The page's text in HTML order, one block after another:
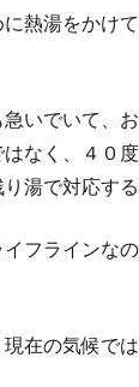
熱湯をかけ
いでいて、
なく、４０
湯で対応す
フラインな
在の気候で